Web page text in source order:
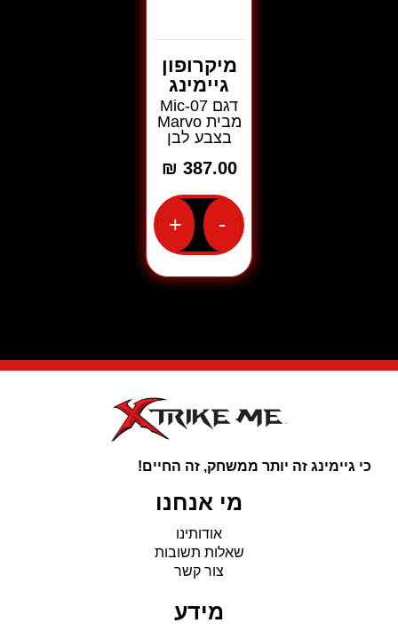
מיקרופון
גיימינג
דגם Mic-07
מבית Marvo
בצבע לבן
387.00
₪
-
כמות
של
מיקרופון
גיימינג
דגם
בצבע
לבן
+
כי גיימינג זה יותר ממשחק, זה החיים!
מי אנחנו
אודותינו
שאלות תשובות
צור קשר
מידע